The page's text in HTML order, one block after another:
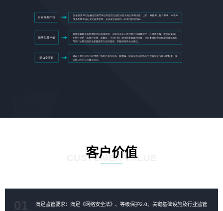
客户价值
CUSTOMER VALUE
满足监管要求：满足《网络安全法》、等级保护2.0、关键基础设施及行业监管